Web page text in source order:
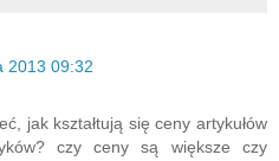
2013 09:32
jak kształtują się ceny artykułów
czy ceny są większe czy